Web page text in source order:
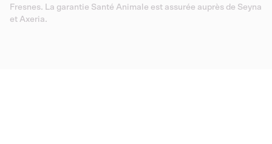
Fresnes. La garantie Santé Animale est assurée auprès de Seyna
et Axeria.